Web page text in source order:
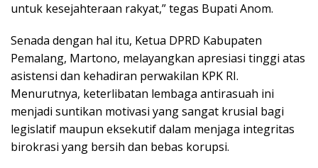
untuk kesejahteraan rakyat,” tegas Bupati Anom.
Senada dengan hal itu, Ketua DPRD Kabupaten
Pemalang, Martono, melayangkan apresiasi tinggi atas
asistensi dan kehadiran perwakilan KPK RI.
Menurutnya, keterlibatan lembaga antirasuah ini
menjadi suntikan motivasi yang sangat krusial bagi
legislatif maupun eksekutif dalam menjaga integritas
birokrasi yang bersih dan bebas korupsi.